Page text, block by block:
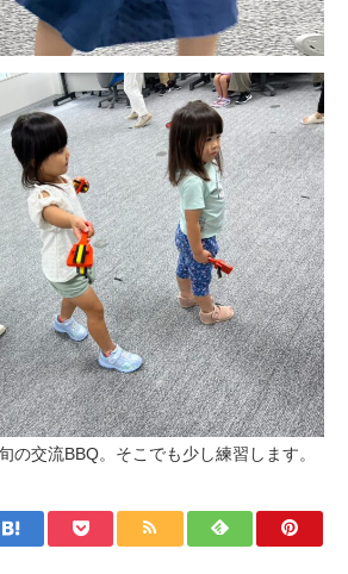
の交流BBQ。そこでも少し練習します。